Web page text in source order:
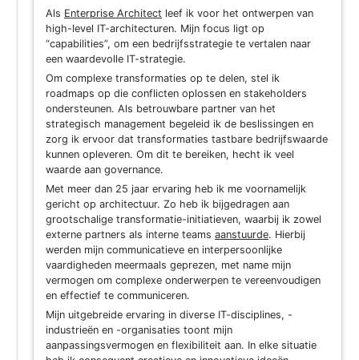
Als Enterprise Architect leef ik voor het ontwerpen van
high-level IT-architecturen. Mijn focus ligt op
“capabilities”, om een bedrijfsstrategie te vertalen naar
een waardevolle IT-strategie.
Om complexe transformaties op te delen, stel ik
roadmaps op die conflicten oplossen en stakeholders
ondersteunen. Als betrouwbare partner van het
strategisch management begeleid ik de beslissingen en
zorg ik ervoor dat transformaties tastbare bedrijfswaarde
kunnen opleveren. Om dit te bereiken, hecht ik veel
waarde aan governance.
Met meer dan 25 jaar ervaring heb ik me voornamelijk
gericht op architectuur. Zo heb ik bijgedragen aan
grootschalige transformatie-initiatieven, waarbij ik zowel
externe partners als interne teams aanstuurde. Hierbij
werden mijn communicatieve en interpersoonlijke
vaardigheden meermaals geprezen, met name mijn
vermogen om complexe onderwerpen te vereenvoudigen
en effectief te communiceren.
Mijn uitgebreide ervaring in diverse IT-disciplines, -
industrieën en -organisaties toont mijn
aanpassingsvermogen en flexibiliteit aan. In elke situatie